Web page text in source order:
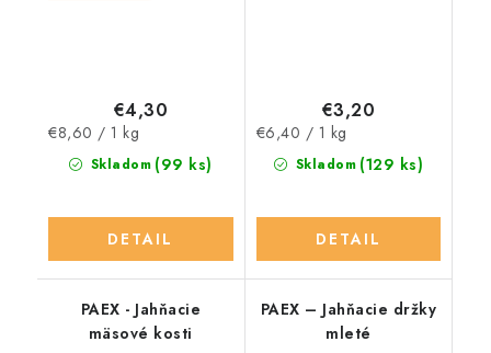
Skladom (99 ks)
€4,30
Jednotková
cena:
€8,60 / 1 kg
DETAIL
Skladom (129 ks)
€3,20
Jednotková
cena:
€6,40 / 1 kg
DETAIL
PAEX - Jahňacie
mäsové kosti
PAEX – Jahňacie držky
mleté